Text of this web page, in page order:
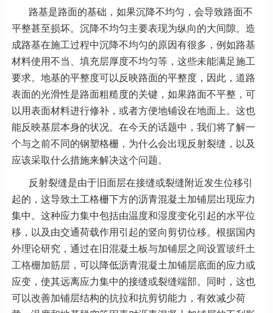
路基是路面的基础，如果沉降不均匀，会导致路面不
平整甚至损坏。沉降不均匀主要表现为纵向的大间隙。造
成路基在施工过程中沉降不均匀的原因有很多，例如路基
材料使用不当、填充层厚度不均匀等，这些未能满足施工
要求。地基的平整度可以反映路面的平整度，因此，道路
表面的光滑性是路面粗糙度的关键，如果路面不平整，可
以用表面材料进行修补，或者方便地铺设在地面上。这也
能反映基层本身的状况。在今天的话题中，我们将了解一
个与之前不同的钢塑格栅，为什么会出现反射裂缝，以及
应该采取什么措施来解决这个问题。
反射裂缝是由于旧面层在接缝或裂缝附近发生位移引
起的，这导致土工格栅下方的沥青混凝土加铺层出现应力
集中。这种应力集中包括由温度和湿度变化引起的水平位
移，以及由交通荷载作用引起的竖向剪切位移。根据国内
外理论研究，通过在旧混凝土板与加铺层之间设置玻纤土
工格栅加筋层，可以降低沥青混凝土加铺层底面的应力或
应变，使其远离应力集中的接缝或裂缝端部。同时，这也
可以改善加铺层结构的抗拉和抗剪切能力，有效减少荷